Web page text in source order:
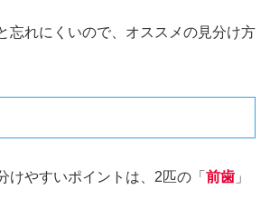
忘れにくいので、オススメの見分け方
けやすいポイントは、2匹の「 前歯 」